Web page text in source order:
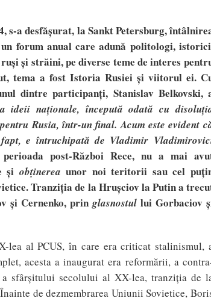
s-a desfăşurat, la Sankt Petersburg,
un forum anual care adună politologi,
işi străini, pe diverse teme de interes
tema a fostIstoria Rusiei şi viitorul ei.
dintre participanţi, Stanislav Belkovski,
ideii naţionale, începută odată cu disoluţ
Rusia, într-un final. Acum este evident
e întruchipată de Vladimir
post-Război Rece,nu a mai
şi obţinerea unor noi teritorii sau cel puţ
Tranziţia de la Hruşciov la Putin a
şi Cernenko, pringlasnostul lui Gorbaciov ş
al PCUS, în care era criticat stalinismul,
acesta a inaugurat era reformării, a
sfârşitului secolului al XX-lea, tranziţia de
de dezmembrarea Uniunii Sovietice,